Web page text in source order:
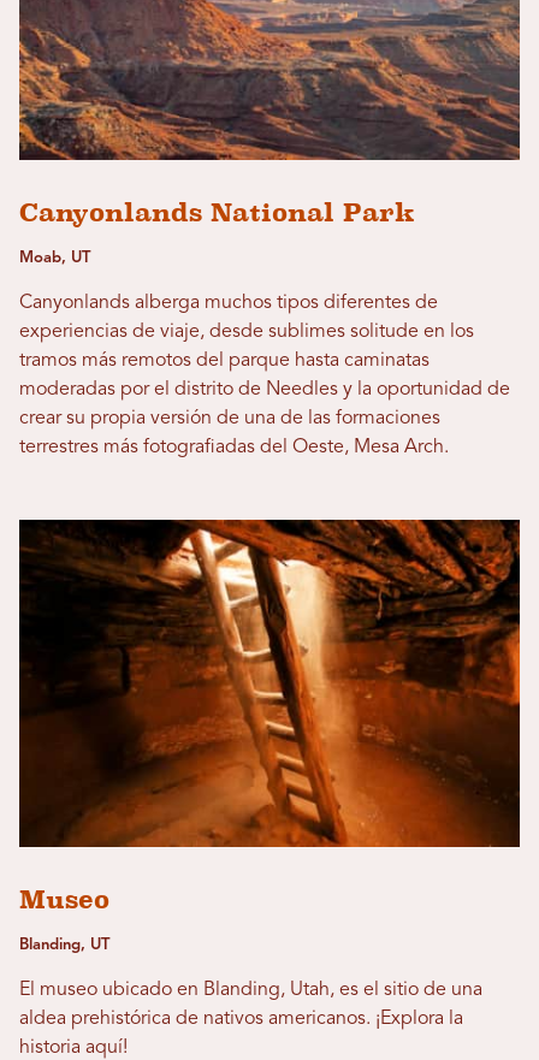
Canyonlands National Park
Moab, UT
Canyonlands alberga muchos tipos diferentes de
experiencias de viaje, desde sublimes solitude en los
tramos más remotos del parque hasta caminatas
moderadas por el distrito de Needles y la oportunidad de
crear su propia versión de una de las formaciones
terrestres más fotografiadas del Oeste, Mesa Arch.
Museo
Blanding, UT
El museo ubicado en Blanding, Utah, es el sitio de una
aldea prehistórica de nativos americanos. ¡Explora la
historia aquí!